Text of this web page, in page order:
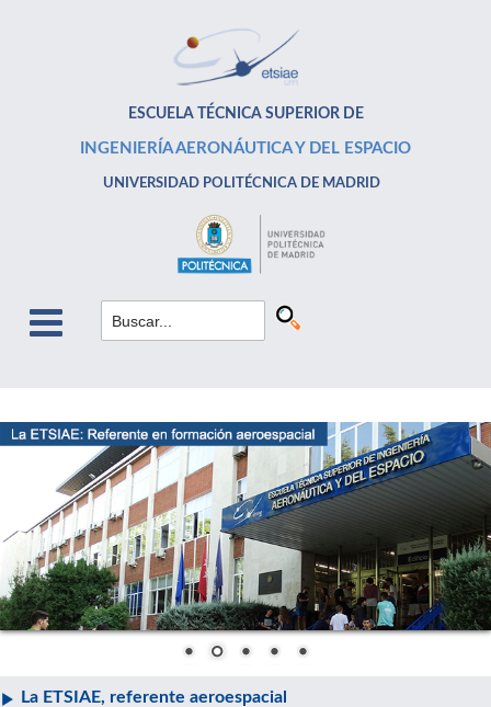
ESCUELA TÉCNICA SUPERIOR DE
INGENIERÍA AERONÁUTICA Y DEL ESPACIO
UNIVERSIDAD POLITÉCNICA DE MADRID
La ETSIAE, referente aeroespacial